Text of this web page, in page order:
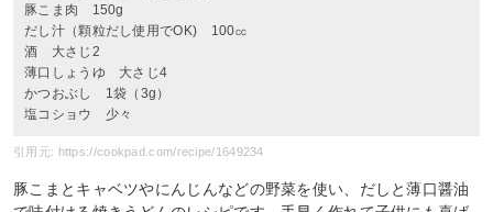
豚こま肉 150g
だし汁（顆粒だし使用でOK) 100㏄
酒 大さじ2
薄口しょうゆ 大さじ4
かつおぶし 1袋（3g）
塩コショウ 少々
引用元: https://cookpad.com/recipe/1649234
豚こまとキャベツやにんじんなどの野菜を使い、だしと薄口醤油